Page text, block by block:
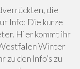
die
Info: Die kurze
Hier kommt ihr
Winter
den Info’s zu